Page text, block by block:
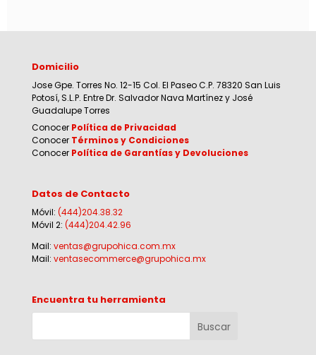
Domicilio
Jose Gpe. Torres No. 12-15 Col. El Paseo C.P. 78320 San Luis
Potosí, S.L.P. Entre Dr. Salvador Nava Martínez y José
Guadalupe Torres
Conocer Política de Privacidad
Conocer Términos y Condiciones
Conocer Política de Garantías y Devoluciones
Datos de Contacto
Móvil: (444)204.38.32
Móvil 2: (444)204.42.96
Mail: ventas@grupohica.com.mx
Mail: ventasecommerce@grupohica.mx
Encuentra tu herramienta